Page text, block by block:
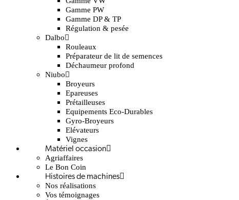
Gamme PW
Gamme DP & TP
Régulation & pesée
Dalbo
Rouleaux
Préparateur de lit de semences
Déchaumeur profond
Niubo
Broyeurs
Epareuses
Prétailleuses
Equipements Eco-Durables
Gyro-Broyeurs
Elévateurs
Vignes
Matériel occasion
Agriaffaires
Le Bon Coin
Histoires de machines
Nos réalisations
Vos témoignages